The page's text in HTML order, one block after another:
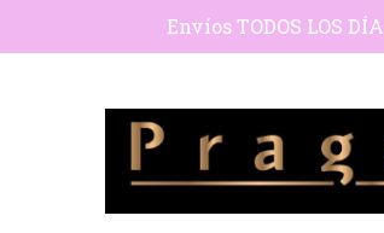
Envíos TODOS LOS